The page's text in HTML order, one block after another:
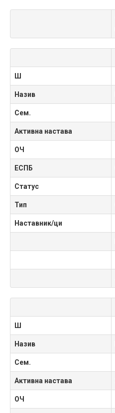
Ш
Назив
Сем.
Активна настава
ОЧ
ЕСПБ
Статус
Тип
Наставник/ци
Ш
Назив
Сем.
Активна настава
ОЧ